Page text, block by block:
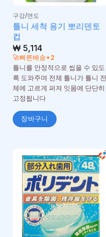
구강/면도
틀니 세척 용기 뽀리덴토
컵
₩5,114
🚀빠른배송+2
틀니를 안정적으로 씹을 수 있도
록 도와주며 전체 틀니가 틀니 전
체에 고르게 퍼져 잇몸에 단단히
고정됩니다
장바구니